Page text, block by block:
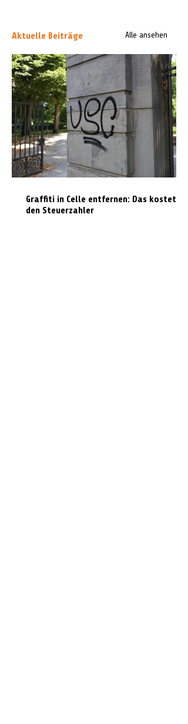
Aktuelle Beiträge Alle ansehen
Graffiti in Celle entfernen: Das kostet es
den Steuerzahler